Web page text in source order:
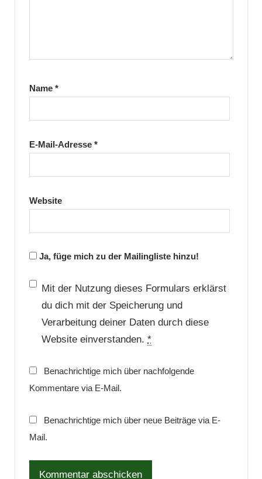
Name *
E-Mail-Adresse *
Website
Ja, füge mich zu der Mailingliste hinzu!
Mit der Nutzung dieses Formulars erklärst
du dich mit der Speicherung und
Verarbeitung deiner Daten durch diese
Website einverstanden. *
Benachrichtige mich über nachfolgende
Kommentare via E-Mail.
Benachrichtige mich über neue Beiträge via E-
Mail.